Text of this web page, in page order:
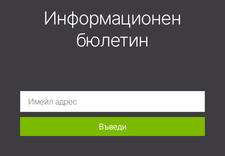
Информационен
бюлетин
Въведи